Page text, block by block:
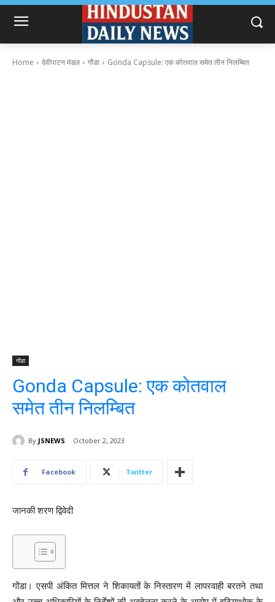
Home देवीपाटन मंडल गोंडा Gonda Capsule: एक कोतवाल समेत तीन निलम्बित
गोंडा
Gonda Capsule: एक कोतवाल
समेत तीन निलम्बित
By JSNEWS October 2, 2023
Facebook Twitter
जानकी शरण द्विवेदी
गोंडा। एसपी अंकित मित्तल ने शिकायतों के निस्तारण में लापरवाही बरतने तथा